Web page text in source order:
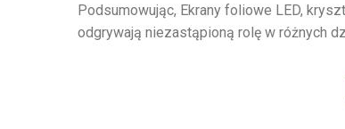
Podsumowując, Ekrany foliowe LED,
odgrywają niezastąpioną rolę w różnych